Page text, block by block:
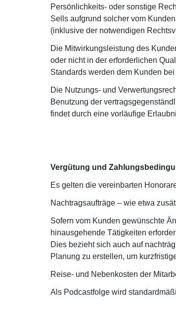
Persönlichkeits- oder sonstige
Sells aufgrund solcher vom
(inklusive der notwendigen
Die Mitwirkungsleistung des
oder nicht in der erforderlichen
Standards werden dem Kunden
Die Nutzungs- und
Benutzung der
findet durch eine vorläufige
Vergütung und
Es gelten die vereinbarten
Nachtragsaufträge – wie etwa
Sofern vom Kunden gewünschte
hinausgehende Tätigkeiten
Dies bezieht sich auch auf
Planung zu erstellen, um
Reise- und Nebenkosten der
Als Podcastfolge wird